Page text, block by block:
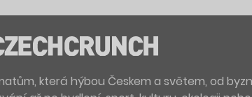
která hýbou Českem a světem, od